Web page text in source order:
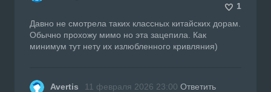
1
Давно не смотрела таких классных китайских дорам.
Обычно прохожу мимо но эта зацепила. Как
минимум тут нету их излюбленного кривляния)
Avertis 11 февраля 2026 23:00 Ответить